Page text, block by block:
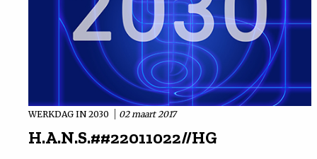
WERKDAG IN 2030 02 maart 2017
H.A.N.S.##22011022//HG